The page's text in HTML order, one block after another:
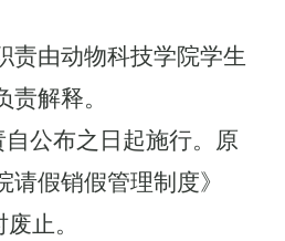
责由动物科技学院学生
解释。
自公布之日起施行。原
请假销假管理制度》
废止。